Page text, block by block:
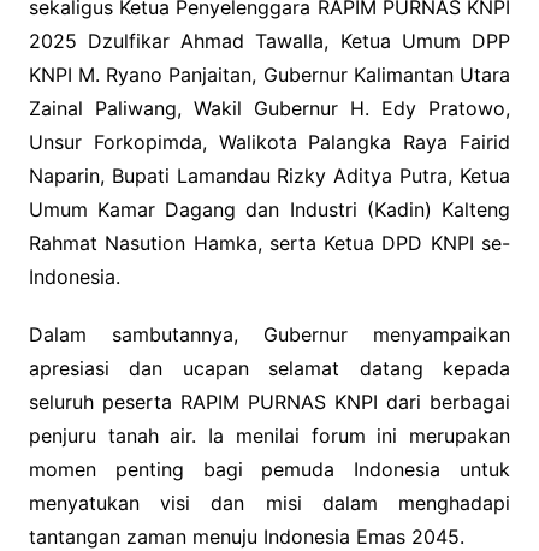
sekaligus Ketua Penyelenggara RAPIM PURNAS KNPI
2025 Dzulfikar Ahmad Tawalla, Ketua Umum DPP
KNPI M. Ryano Panjaitan, Gubernur Kalimantan Utara
Zainal Paliwang, Wakil Gubernur H. Edy Pratowo,
Unsur Forkopimda, Walikota Palangka Raya Fairid
Naparin, Bupati Lamandau Rizky Aditya Putra, Ketua
Umum Kamar Dagang dan Industri (Kadin) Kalteng
Rahmat Nasution Hamka, serta Ketua DPD KNPI se-
Indonesia.
Dalam sambutannya, Gubernur menyampaikan
apresiasi dan ucapan selamat datang kepada
seluruh peserta RAPIM PURNAS KNPI dari berbagai
penjuru tanah air. Ia menilai forum ini merupakan
momen penting bagi pemuda Indonesia untuk
menyatukan visi dan misi dalam menghadapi
tantangan zaman menuju Indonesia Emas 2045.